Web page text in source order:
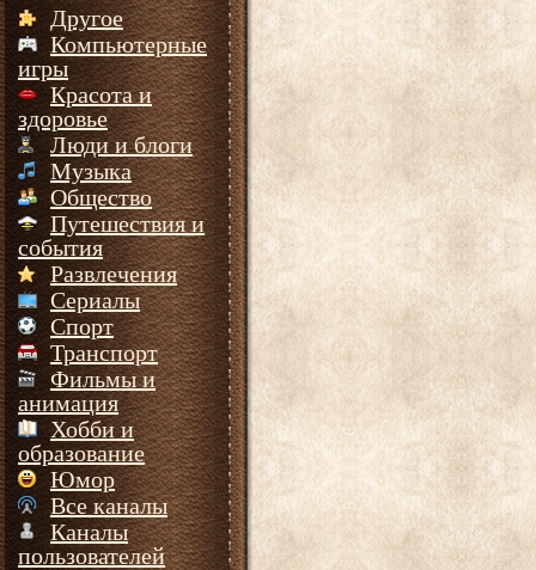
Другое
Компьютерные
игры
Красота и
здоровье
Люди и блоги
Музыка
Общество
Путешествия и
события
Развлечения
Сериалы
Спорт
Транспорт
Фильмы и
анимация
Хобби и
образование
Юмор
Все каналы
Каналы
пользователей